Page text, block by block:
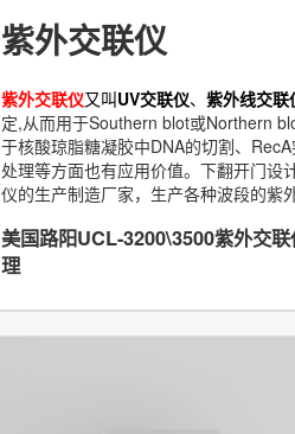
紫外交联仪
紫外交联仪又叫UV交联仪、 紫外线交联
定,从而用于Southern blot或Northern
于核酸琼脂糖凝胶中DNA的切割、
处理等方面也有应用价值。下翻开门设
仪的生产制造厂家，生产各种波段的紫
美国路阳UCL-3200\3500紫外交联
理